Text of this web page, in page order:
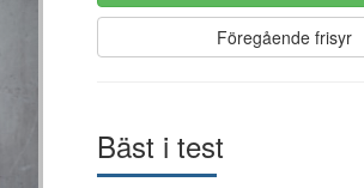
Föregående frisyr
Bäst i test